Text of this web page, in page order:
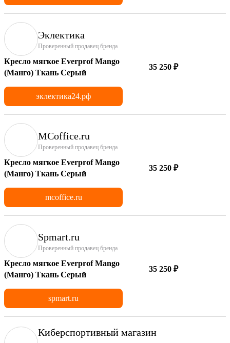
Эклектика
Проверенный продавец бренда
Кресло мягкое Everprof Mango
(Манго) Ткань Серый
35 250 ₽
эклектика24.рф
MCoffice.ru
Проверенный продавец бренда
Кресло мягкое Everprof Mango
(Манго) Ткань Серый
35 250 ₽
mcoffice.ru
Spmart.ru
Проверенный продавец бренда
Кресло мягкое Everprof Mango
(Манго) Ткань Серый
35 250 ₽
spmart.ru
Киберспортивный магазин